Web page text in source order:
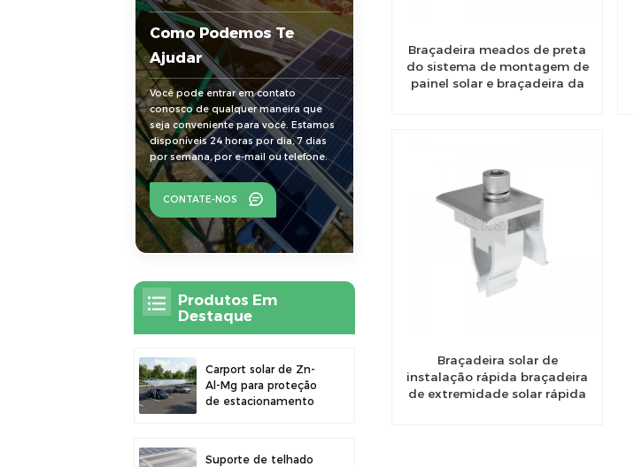
Braçadeira meados de preta
do sistema de montagem de
painel solar e braçadeira da
Braçadeira solar de
instalação rápida braçadeira
de extremidade solar rápida
Como Podemos Te
Ajudar
Você pode entrar em contato
conosco de qualquer maneira que
seja conveniente para você. Estamos
disponíveis 24 horas por dia, 7 dias
por semana, por e-mail ou telefone.
CONTATE-NOS
Produtos Em
Destaque
Carport solar de Zn-
Al-Mg para proteção
de estacionamento
Suporte de telhado